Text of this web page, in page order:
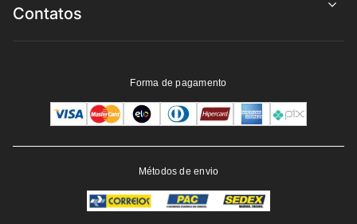
Contatos
Forma de pagamento
Métodos de envio